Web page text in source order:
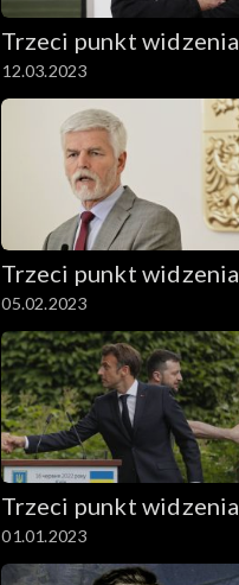
Trzeci punkt widzenia
12.03.2023
Trzeci punkt widzenia
05.02.2023
Trzeci punkt widzenia
01.01.2023